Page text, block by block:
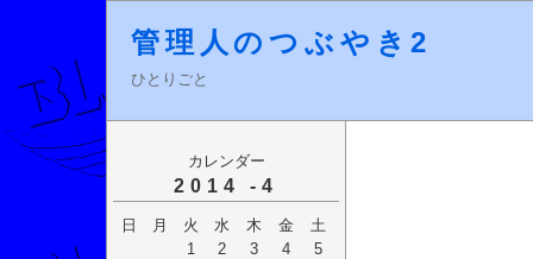
管理人のつぶやき2
ひとりごと
カレンダー
2014 -4
日 月 火 水 木 金
土
1
2 3 4
5